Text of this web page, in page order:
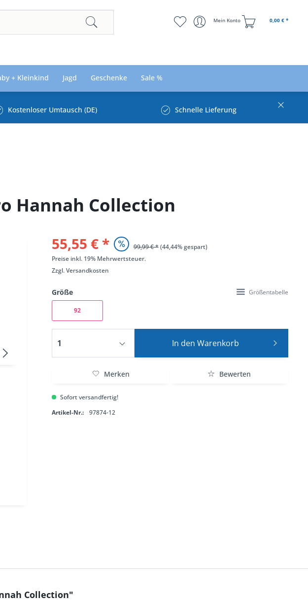
Mein Konto 0,00 € *
+ Kleinkind Jagd Geschenke Sale %
Kostenloser Umtausch (DE) Schnelle Lieferung
Hannah Collection
55,55 € * 99,99 € *(44,44% gespart)
Preise inkl. 19% Mehrwertsteuer.
Zzgl.Versandkosten
Größe Größentabelle
92
In den Warenkorb
Merken Bewerten
Sofort versandfertig!
Artikel-Nr.:
97874-12
Collection"